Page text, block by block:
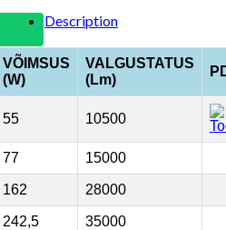
Description
VÕIMSUS
(W)
VALGUSTATUS
(Lm)
55 10500
77 15000
162 28000
242,5 35000